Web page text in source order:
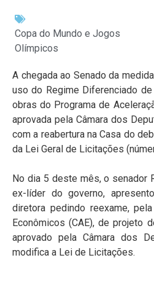
Copa do Mundo e Jogos
Olímpicos
A chegada ao Senado da
uso do Regime Diferenciado de
obras do Programa de
aprovada pela Câmara dos
com a reabertura na Casa do
da Lei Geral de Licitações
No dia 5 deste mês, o senador
ex-líder do governo,
diretora pedindo reexame,
Econômicos (CAE), de projeto
aprovado pela Câmara dos
modifica a Lei de Licitações.